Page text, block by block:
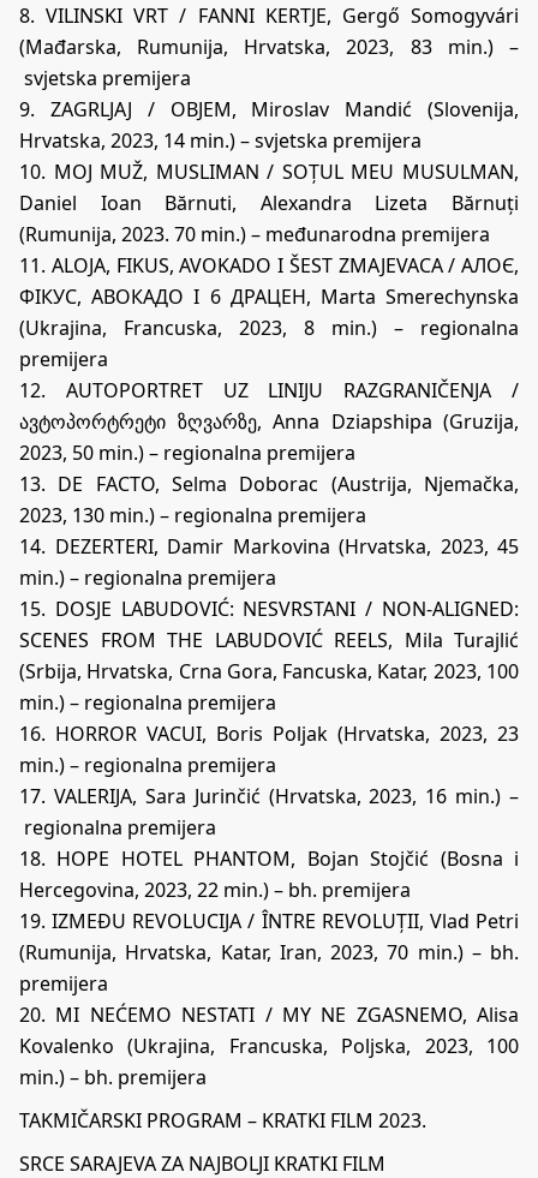
8. VILINSKI VRT / FANNI KERTJE, Gergő Somogyvári
(Mađarska, Rumunija, Hrvatska, 2023, 83 min.) –
svjetska premijera
9. ZAGRLJAJ / OBJEM, Miroslav Mandić (Slovenija,
Hrvatska, 2023, 14 min.) – svjetska premijera
10. MOJ MUŽ, MUSLIMAN / SOȚUL MEU MUSULMAN,
Daniel Ioan Bărnuti, Alexandra Lizeta Bărnuți
(Rumunija, 2023. 70 min.) – međunarodna premijera
11. ALOJA, FIKUS, AVOKADO I ŠEST ZMAJEVACA / АЛОЄ,
ФІКУС, АВОКАДО І 6 ДРАЦЕН, Marta Smerechynska
(Ukrajina, Francuska, 2023, 8 min.) – regionalna
premijera
12. AUTOPORTRET UZ LINIJU RAZGRANIČENJA /
ავტოპორტრეტი ზღვარზე, Anna Dziapshipa (Gruzija,
2023, 50 min.) – regionalna premijera
13. DE FACTO, Selma Doborac (Austrija, Njemačka,
2023, 130 min.) – regionalna premijera
14. DEZERTERI, Damir Markovina (Hrvatska, 2023, 45
min.) – regionalna premijera
15. DOSJE LABUDOVIĆ: NESVRSTANI / NON-ALIGNED:
SCENES FROM THE LABUDOVIĆ REELS, Mila Turajlić
(Srbija, Hrvatska, Crna Gora, Fancuska, Katar, 2023, 100
min.) – regionalna premijera
16. HORROR VACUI, Boris Poljak (Hrvatska, 2023, 23
min.) – regionalna premijera
17. VALERIJA, Sara Jurinčić (Hrvatska, 2023, 16 min.) –
regionalna premijera
18. HOPE HOTEL PHANTOM, Bojan Stojčić (Bosna i
Hercegovina, 2023, 22 min.) – bh. premijera
19. IZMEĐU REVOLUCIJA / ÎNTRE REVOLUȚII, Vlad Petri
(Rumunija, Hrvatska, Katar, Iran, 2023, 70 min.) – bh.
premijera
20. MI NEĆEMO NESTATI / MY NE ZGASNEMO, Alisa
Kovalenko (Ukrajina, Francuska, Poljska, 2023, 100
min.) – bh. premijera
TAKMIČARSKI PROGRAM – KRATKI FILM 2023.
SRCE SARAJEVA ZA NAJBOLJI KRATKI FILM